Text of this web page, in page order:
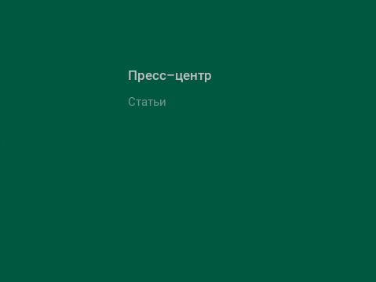
Пресс–центр
Статьи